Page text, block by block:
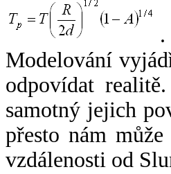
.
Modelování
odpovídat
samotný jejich
přesto nám
vzdálenosti od